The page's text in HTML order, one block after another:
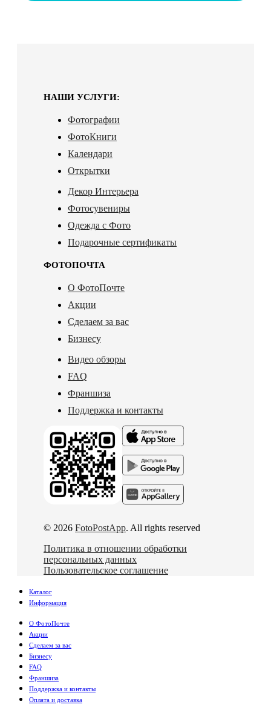
НАШИ УСЛУГИ:
Фотографии
ФотоКниги
Календари
Открытки
Декор Интерьера
Фотосувениры
Одежда с Фото
Подарочные сертификаты
ФОТОПОЧТА
О ФотоПочте
Акции
Сделаем за вас
Бизнесу
Видео обзоры
FAQ
Франшиза
Поддержка и контакты
© 2026 FotoPostApp. All rights reserved
Политика в отношении обработки
персональных данных
Пользовательское соглашение
Каталог
Информация
О ФотоПочте
Акции
Сделаем за вас
Бизнесу
FAQ
Франшиза
Поддержка и контакты
Оплата и доставка